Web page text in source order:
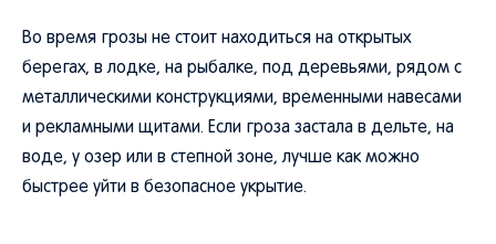
Во время грозы не стоит находиться на открытых
берегах, в лодке, на рыбалке, под деревьями, рядом с
металлическими конструкциями, временными навесами
и рекламными щитами. Если гроза застала в дельте, на
воде, у озер или в степной зоне, лучше как можно
быстрее уйти в безопасное укрытие.